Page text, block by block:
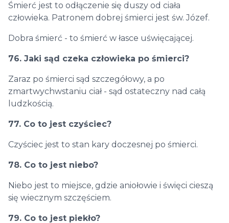
Śmierć jest to odłączenie się duszy od ciała
człowieka. Patronem dobrej śmierci jest św. Józef.
Dobra śmierć - to śmierć w łasce uświęcającej.
76. Jaki sąd czeka człowieka po śmierci?
Zaraz po śmierci sąd szczegółowy, a po
zmartwychwstaniu ciał - sąd ostateczny nad całą
ludzkością.
77. Co to jest czyściec?
Czyściec jest to stan kary doczesnej po śmierci.
78. Co to jest niebo?
Niebo jest to miejsce, gdzie aniołowie i święci cieszą
się wiecznym szczęściem.
79. Co to jest piekło?